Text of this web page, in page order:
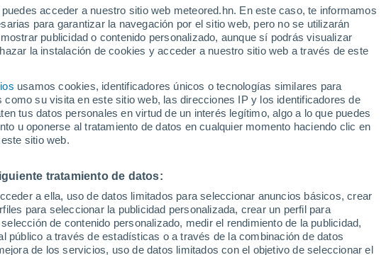
acceder a nuestro sitio web meteored.hn. En este caso, te informamos
para garantizar la navegación por el sitio web, pero no se utilizarán
publicidad o contenido personalizado, aunque sí podrás visualizar
la instalación de cookies y acceder a nuestro sitio web a través de este
usamos cookies, identificadores únicos o tecnologías similares para
su visita en este sitio web, las direcciones IP y los identificadores de
tus datos personales en virtud de un interés legítimo, algo a lo que puedes
u oponerse al tratamiento de datos en cualquier momento haciendo clic en
sitio web.
tratamiento de datos:
a ella, uso de datos limitados para seleccionar anuncios básicos, crear
para seleccionar la publicidad personalizada, crear un perfil para
de contenido personalizado, medir el rendimiento de la publicidad,
público a través de estadísticas o a través de la combinación de datos
de los servicios, uso de datos limitados con el objetivo de seleccionar el